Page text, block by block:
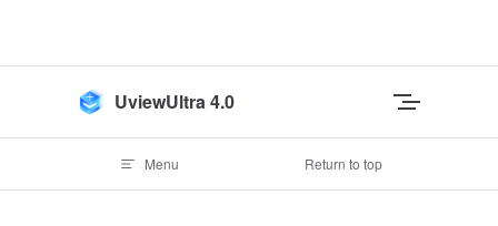
UviewUltra 4.0
Menu Return to top